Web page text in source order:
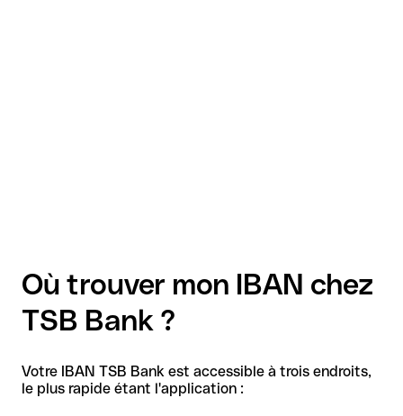
Où trouver mon IBAN chez
TSB Bank ?
Votre IBAN TSB Bank est accessible à trois endroits,
le plus rapide étant l'application :